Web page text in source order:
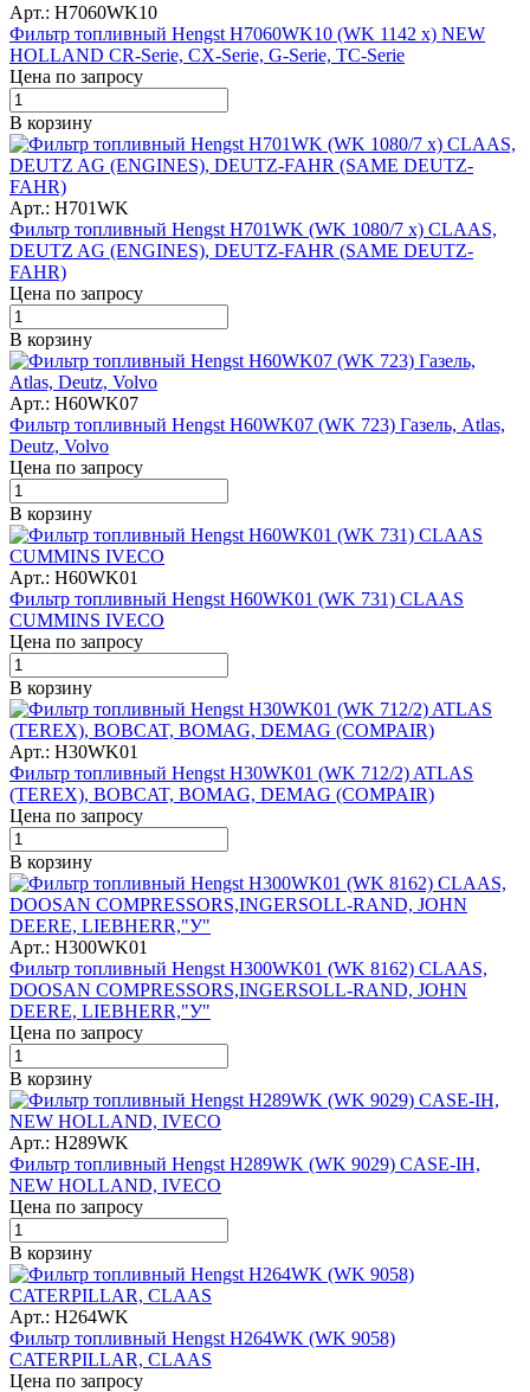
Арт.: H7060WK10
Фильтр топливный Hengst H7060WK10 (WK 1142 x) NEW
HOLLAND CR-Serie, CX-Serie, G-Serie, TC-Serie
Цена по запросу
В корзину
Арт.: H701WK
Фильтр топливный Hengst H701WK (WK 1080/7 x) CLAAS,
DEUTZ AG (ENGINES), DEUTZ-FAHR (SAME DEUTZ-
FAHR)
Цена по запросу
В корзину
Арт.: H60WK07
Фильтр топливный Hengst H60WK07 (WK 723) Газель, Atlas,
Deutz, Volvo
Цена по запросу
В корзину
Арт.: H60WK01
Фильтр топливный Hengst H60WK01 (WK 731) CLAAS
CUMMINS IVECO
Цена по запросу
В корзину
Арт.: H30WK01
Фильтр топливный Hengst H30WK01 (WK 712/2) ATLAS
(TEREX), BOBCAT, BOMAG, DEMAG (COMPAIR)
Цена по запросу
В корзину
Арт.: H300WK01
Фильтр топливный Hengst H300WK01 (WK 8162) CLAAS,
DOOSAN COMPRESSORS,INGERSOLL-RAND, JOHN
DEERE, LIEBHERR,"У"
Цена по запросу
В корзину
Арт.: H289WK
Фильтр топливный Hengst H289WK (WK 9029) CASE-IH,
NEW HOLLAND, IVECO
Цена по запросу
В корзину
Арт.: H264WK
Фильтр топливный Hengst H264WK (WK 9058)
CATERPILLAR, CLAAS
Цена по запросу